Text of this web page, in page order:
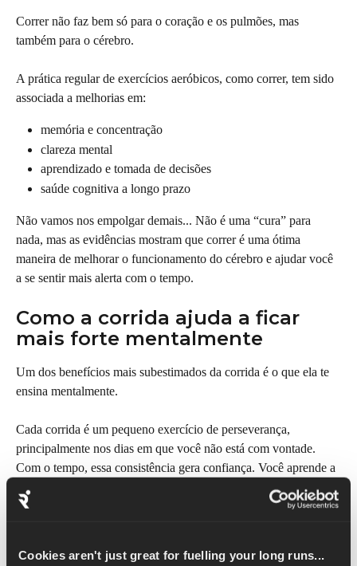
Cookies aren't just great for fuelling your long runs...
Correr não faz bem só para o coração e os pulmões, mas
também para o cérebro.
A prática regular de exercícios aeróbicos, como correr, tem sido
associada a melhorias em:
memória e concentração
clareza mental
aprendizado e tomada de decisões
saúde cognitiva a longo prazo
Não vamos nos empolgar demais... Não é uma “cura” para
nada, mas as evidências mostram que correr é uma ótima
maneira de melhorar o funcionamento do cérebro e ajudar você
a se sentir mais alerta com o tempo.
Como a corrida ajuda a ficar
mais forte mentalmente
Um dos benefícios mais subestimados da corrida é o que ela te
ensina mentalmente.
Cada corrida é um pequeno exercício de perseverança,
principalmente nos dias em que você não está com vontade.
Com o tempo, essa consistência gera confiança. Você aprende a
lidar melhor com o desconforto, a dosar o esforço e a manter a
calma quando as coisas ficam difíceis.